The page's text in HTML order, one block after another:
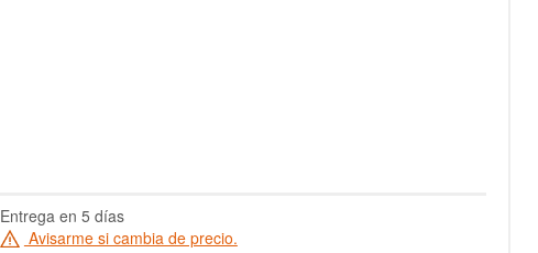
Entrega en 5 días
Avisarme si cambia de precio.